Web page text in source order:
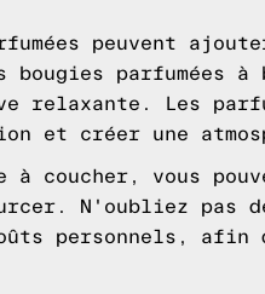
peuvent
bougies parfumées
relaxante. Les
et créer une
coucher, vous
N'oubliez pas
personnels, afin